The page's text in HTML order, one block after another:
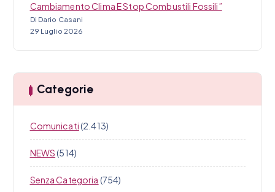
Cambiamento Clima E Stop Combustili Fossili”
Di Dario Casani
29 Luglio 2026
Categorie
Comunicati(2.413)
NEWS(514)
Senza Categoria (754)